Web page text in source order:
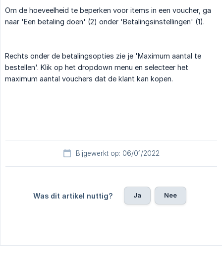
Om de hoeveelheid te beperken voor items in een voucher, ga
naar 'Een betaling doen' (2) onder 'Betalingsinstellingen' (1).
Rechts onder de betalingsopties zie je 'Maximum aantal te
bestellen'. Klik op het dropdown menu en selecteer het
maximum aantal vouchers dat de klant kan kopen.
Bijgewerkt op: 06/01/2022
Was dit artikel nuttig? Ja Nee